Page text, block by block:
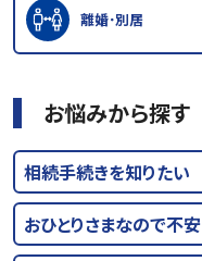
離婚･別居
お悩みから探す
相続手続きを知りたい
おひとりさまなので不安